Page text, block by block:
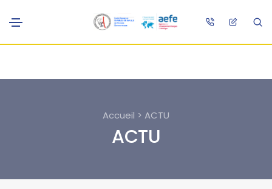
Accueil > ACTU
ACTU